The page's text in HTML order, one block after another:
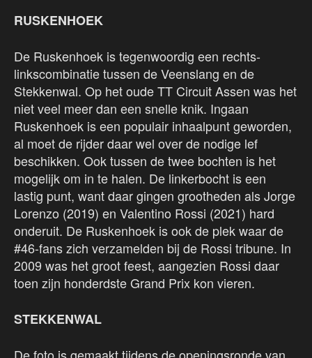
RUSKENHOEK
De Ruskenhoek is tegenwoordig een rechts-
linkscombinatie tussen de Veenslang en de
Stekkenwal. Op het oude TT Circuit Assen was het
niet veel meer dan een snelle knik. Ingaan
Ruskenhoek is een populair inhaalpunt geworden,
al moet de rijder daar wel over de nodige lef
beschikken. Ook tussen de twee bochten is het
mogelijk om in te halen. De linkerbocht is een
lastig punt, want daar gingen grootheden als Jorge
Lorenzo (2019) en Valentino Rossi (2021) hard
onderuit. De Ruskenhoek is ook de plek waar de
#46-fans zich verzamelden bij de Rossi tribune. In
2009 was het groot feest, aangezien Rossi daar
toen zijn honderdste Grand Prix kon vieren.
STEKKENWAL